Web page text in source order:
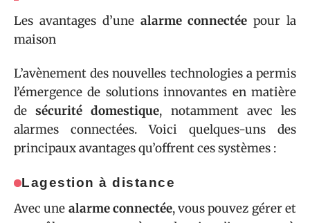
Les avantages d’une alarme connectée pour la
maison
L’avènement des nouvelles technologies a permis
l’émergence de solutions innovantes en matière
desécurité domestique, notamment avec les
alarmes connectées. Voici quelques-uns des
principaux avantages qu’offrent ces systèmes :
Lagestion à distance
Avec une alarme connectée, vous pouvez gérer et